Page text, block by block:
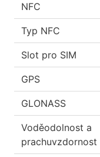
NFC
Typ NFC
Slot pro SIM
GPS
GLONASS
Voděodolnost a
prachuvzdornost